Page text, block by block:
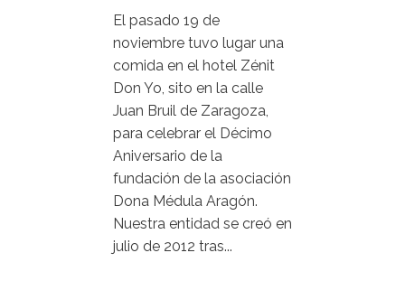
El pasado 19 de
noviembre tuvo lugar una
comida en el hotel Zénit
Don Yo, sito en la calle
Juan Bruil de Zaragoza,
para celebrar el Décimo
Aniversario de la
fundación de la asociación
Dona Médula Aragón.
Nuestra entidad se creó en
julio de 2012 tras...